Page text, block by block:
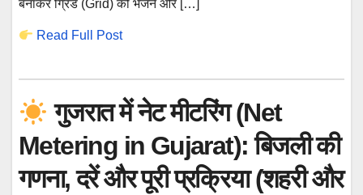
बनाकर ग्रिड (Grid) को भेजने और […]
Read Full Post
गुजरात में नेट मीटरिंग (Net
Metering in Gujarat): बिजली की
गणना, दरें और पूरी प्रक्रिया (शहरी और